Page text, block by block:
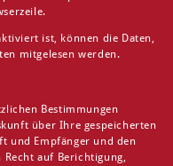
ist, können die Daten,
mitgelesen werden.
Bestimmungen
über Ihre gespeicherten
und Empfänger und den
auf Berichtigung,